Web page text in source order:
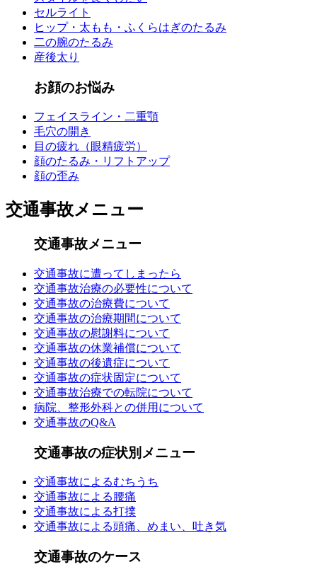
セルライト
ヒップ・太もも・ふくらはぎのたるみ
二の腕のたるみ
産後太り
お顔のお悩み
フェイスライン・二重顎
毛穴の開き
目の疲れ（眼精疲労）
顔のたるみ・リフトアップ
顔の歪み
交通事故メニュー
交通事故メニュー
交通事故に遭ってしまったら
交通事故治療の必要性について
交通事故の治療費について
交通事故の治療期間について
交通事故の慰謝料について
交通事故の休業補償について
交通事故の後遺症について
交通事故の症状固定について
交通事故治療での転院について
病院、整形外科との併用について
交通事故のQ&A
交通事故の症状別メニュー
交通事故によるむちうち
交通事故による腰痛
交通事故による打撲
交通事故による頭痛、めまい、吐き気
交通事故のケース